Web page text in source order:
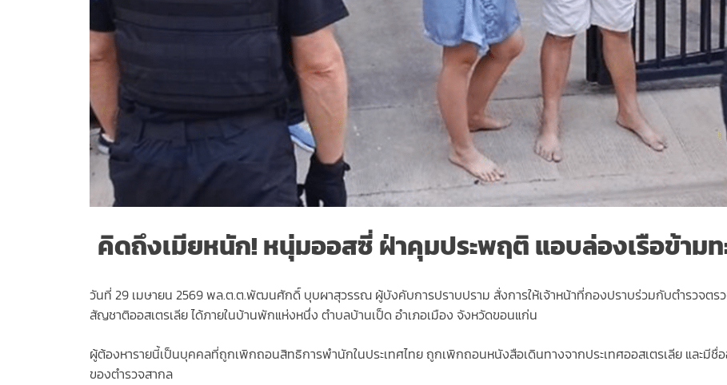
คิดถึงเมียหนัก! หนุ่มออสซี่ ฝ่าคุมประพฤติ แอบล่องเรือข้ามท
วันที่ 29 เมษายน 2569 พล.ต.ต.พัฒนศักดิ์ บุบผาสุวรรณ ผู้บังคับการปราบปราม สั่งการให้เจ้าหน้าที่กองปราบร่วมกับตำรวจตรว
สัญชาติออสเตรเลีย ได้ภายในบ้านพักแห่งหนึ่ง ตำบลบ้านเป็ด อำเภอเมือง จังหวัดขอนแก่น
ผู้ต้องหารายนี้เป็นบุคคลที่ถูกเพิกถอนสิทธิการพำนักในประเทศไทย ถูกเพิกถอนหนังสือเดินทางจากประเทศออสเตรเลีย และมีชื่
ของตำรวจสากล